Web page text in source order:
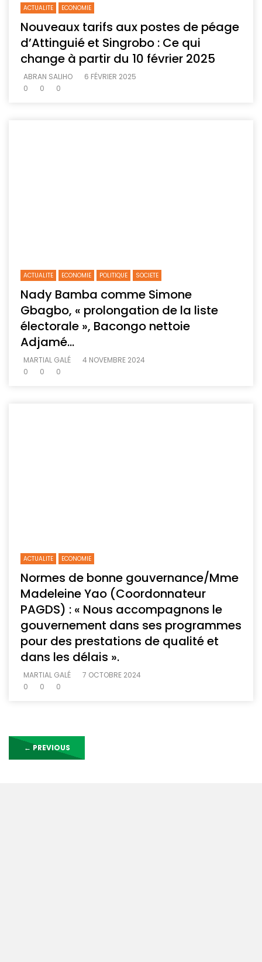
ACTUALITE ECONOMIE
Nouveaux tarifs aux postes de péage
d’Attinguié et Singrobo : Ce qui
change à partir du 10 février 2025
ABRAN SALIHO
6 FÉVRIER 2025
0
0 0
ACTUALITE ECONOMIE POLITIQUE SOCIETE
Nady Bamba comme Simone
Gbagbo, « prolongation de la liste
électorale », Bacongo nettoie
Adjamé…
MARTIAL GALÉ
4 NOVEMBRE 2024
0
0 0
ACTUALITE ECONOMIE
Normes de bonne gouvernance/Mme
Madeleine Yao (Coordonnateur
PAGDS) : « Nous accompagnons le
gouvernement dans ses programmes
pour des prestations de qualité et
dans les délais ».
MARTIAL GALÉ
7 OCTOBRE 2024
0
0 0
← PREVIOUS